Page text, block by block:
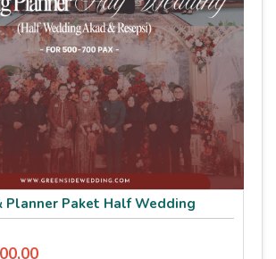
Planner Paket Half Wedding